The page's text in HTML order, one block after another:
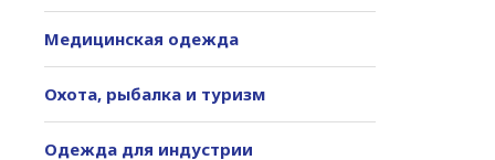
Медицинская одежда
Охота, рыбалка и туризм
Одежда для индустрии